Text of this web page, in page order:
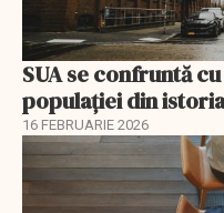
SUA se confruntă
populației din
16 FEBRUARIE 2026